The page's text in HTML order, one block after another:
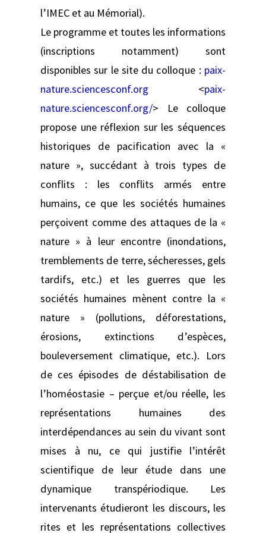
l’IMEC et au Mémorial).
Le programme et toutes les informations
(inscriptions notamment) sont
disponibles sur le site du colloque : paix-
nature.sciencesconf.org <paix-
nature.sciencesconf.org/> Le colloque
propose une réflexion sur les séquences
historiques de pacification avec la «
nature », succédant à trois types de
conflits : les conflits armés entre
humains, ce que les sociétés humaines
perçoivent comme des attaques de la «
nature » à leur encontre (inondations,
tremblements de terre, sécheresses, gels
tardifs, etc.) et les guerres que les
sociétés humaines mènent contre la «
nature » (pollutions, déforestations,
érosions, extinctions d’espèces,
bouleversement climatique, etc.). Lors
de ces épisodes de déstabilisation de
l’homéostasie – perçue et/ou réelle, les
représentations humaines des
interdépendances au sein du vivant sont
mises à nu, ce qui justifie l’intérêt
scientifique de leur étude dans une
dynamique transpériodique. Les
intervenants étudieront les discours, les
rites et les représentations collectives